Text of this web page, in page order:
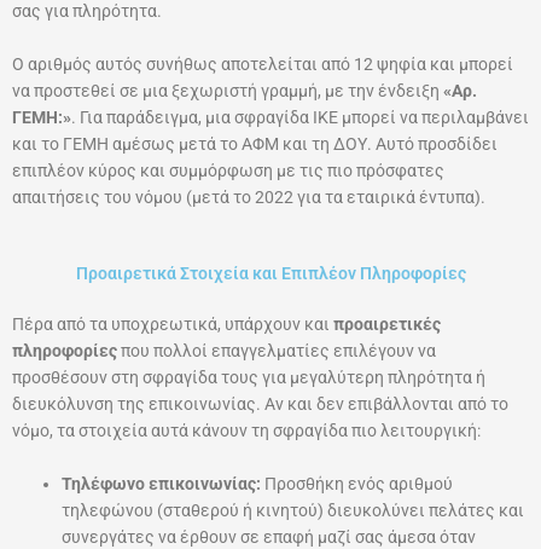
σας για πληρότητα.
Ο αριθμός αυτός συνήθως αποτελείται από 12 ψηφία και μπορεί
να προστεθεί σε μια ξεχωριστή γραμμή, με την ένδειξη «Αρ.
ΓΕΜΗ:». Για παράδειγμα, μια σφραγίδα ΙΚΕ μπορεί να περιλαμβάνει
και το ΓΕΜΗ αμέσως μετά το ΑΦΜ και τη ΔΟΥ. Αυτό προσδίδει
επιπλέον κύρος και συμμόρφωση με τις πιο πρόσφατες
απαιτήσεις του νόμου (μετά το 2022 για τα εταιρικά έντυπα).
Προαιρετικά Στοιχεία και Επιπλέον Πληροφορίες
Πέρα από τα υποχρεωτικά, υπάρχουν και προαιρετικές
πληροφορίεςπου πολλοί επαγγελματίες επιλέγουν να
προσθέσουν στη σφραγίδα τους για μεγαλύτερη πληρότητα ή
διευκόλυνση της επικοινωνίας. Αν και δεν επιβάλλονται από το
νόμο, τα στοιχεία αυτά κάνουν τη σφραγίδα πιο λειτουργική:
Τηλέφωνο επικοινωνίας: Προσθήκη ενός αριθμού
τηλεφώνου (σταθερού ή κινητού) διευκολύνει πελάτες και
συνεργάτες να έρθουν σε επαφή μαζί σας άμεσα όταν